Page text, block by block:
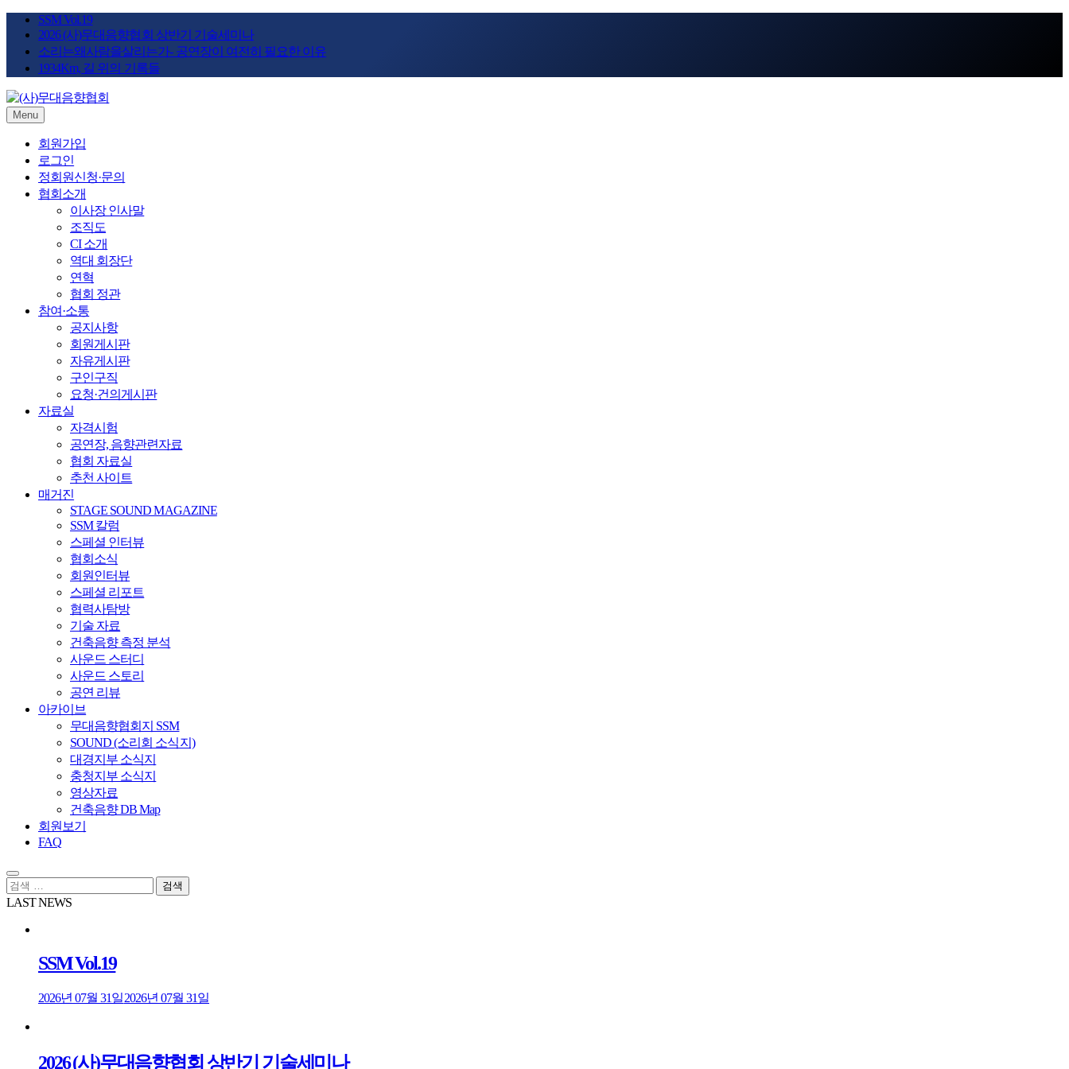
Skip
content
SSM Vol.19
2026 (사)무대음향협회 상반기 기술세미나
소리는왜사람을살리는가- 공연장이 여전히 필요한 이유
1934Km, 길 위의 기록들
(사)무대음향협회
STAGE SOUND KOREA
Menu
회원가입
로그인
정회원신청·문의
협회소개
이사장 인사말
조직도
CI 소개
역대 회장단
연혁
협회 정관
참여·소통
공지사항
회원게시판
자유게시판
구인구직
요청·건의게시판
자료실
자격시험
공연장, 음향관련자료
협회 자료실
추천 사이트
매거진
STAGE SOUND MAGAZINE
SSM 칼럼
스페셜 인터뷰
협회소식
회원인터뷰
스페셜 리포트
협력사탐방
기술 자료
건축음향 측정 분석
사운드 스터디
사운드 스토리
공연 리뷰
아카이브
무대음향협회지 SSM
SOUND (소리회 소식지)
대경지부 소식지
충청지부 소식지
영상자료
건축음향 DB Map
회원보기
FAQ
검
색:
LAST NEWS
SSM Vol.19
2026년 07월 31일2026년 07월 31일
2026 (사)무대음향협회 상반기 기술세미나